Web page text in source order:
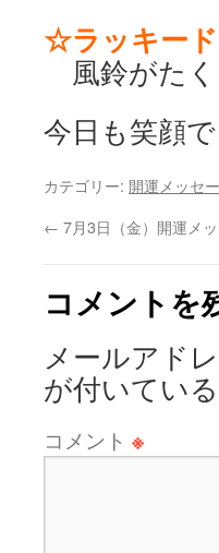
☆ラッキー
風鈴がた
今日も笑顔
カテゴリー: 開運メッセ
← 7月3日（金）開運メ
コメントを
メールアド
が付いてい
コメント ※